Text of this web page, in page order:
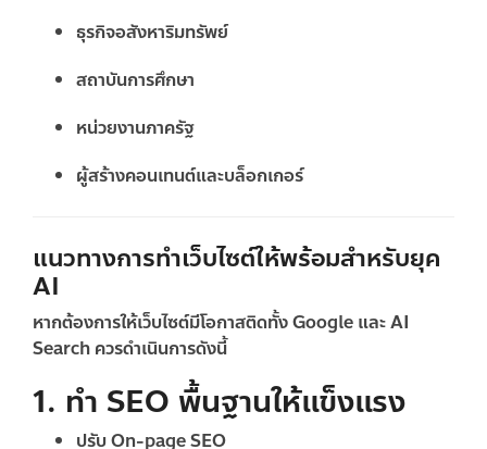
ธุรกิจอสังหาริมทรัพย์
สถาบันการศึกษา
หน่วยงานภาครัฐ
ผู้สร้างคอนเทนต์และบล็อกเกอร์
แนวทางการทำเว็บไซต์ให้พร้อมสำหรับยุค
AI
หากต้องการให้เว็บไซต์มีโอกาสติดทั้ง Google และ AI
Search ควรดำเนินการดังนี้
1. ทำ SEO พื้นฐานให้แข็งแรง
ปรับ On-page SEO